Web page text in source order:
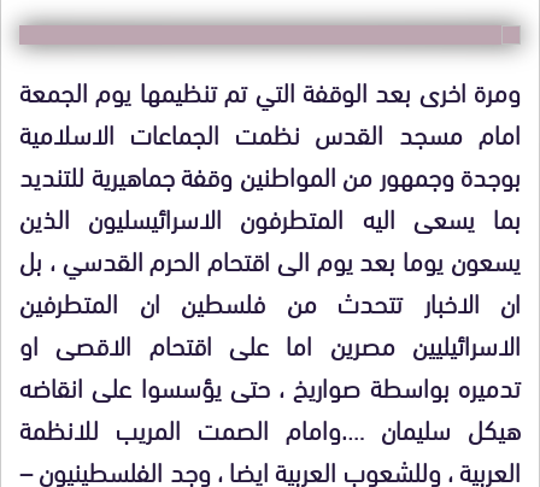
ومرة اخرى بعد الوقفة التي تم تنظيمها يوم الجمعة
امام مسجد القدس نظمت الجماعات الاسلامية
بوجدة وجمهور من المواطنين وقفة جماهيرية للتنديد
بما يسعى اليه المتطرفون الاسرائيسليون الذين
يسعون يوما بعد يوم الى اقتحام الحرم القدسي ، بل
ان الاخبار تتحدث من فلسطين ان المتطرفين
الاسرائيليين مصرين اما على اقتحام الاقصى او
تدميره بواسطة صواريخ ، حتى يؤسسوا على انقاضه
هيكل سليمان ….وامام الصمت المريب للانظمة
العربية ، وللشعوب العربية ايضا ، وجد الفلسطينيون –